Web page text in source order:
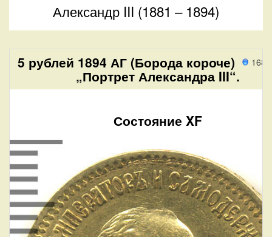
Александр III (1881 – 1894)
168
5 рублей 1894 АГ (Борода короче)
„Портрет Александра III“.
Состояние XF